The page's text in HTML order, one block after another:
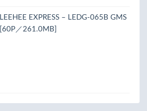
LEEHEE EXPRESS – LEDG-065B GMS
[60P／261.0MB]